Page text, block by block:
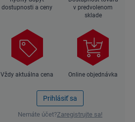
dostupnosti a ceny
v predvolenom
sklade
Vždy aktuálna cena Online objednávka
Prihlásiť sa
Nemáte účet?Zaregistrujte sa!